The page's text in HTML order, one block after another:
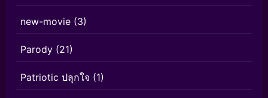
new-movie (3)
Parody (21)
Patriotic ปลุกใจ (1)